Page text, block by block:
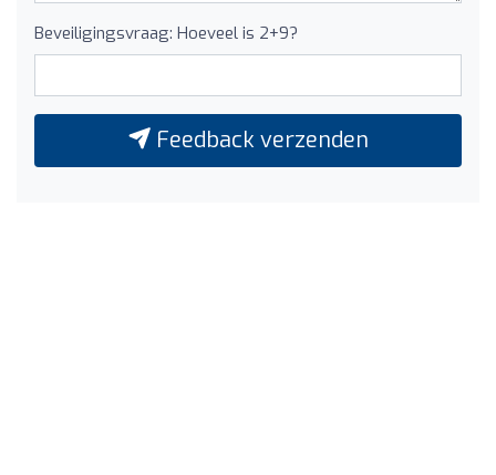
Beveiligingsvraag: Hoeveel is 2+9?
Feedback verzenden